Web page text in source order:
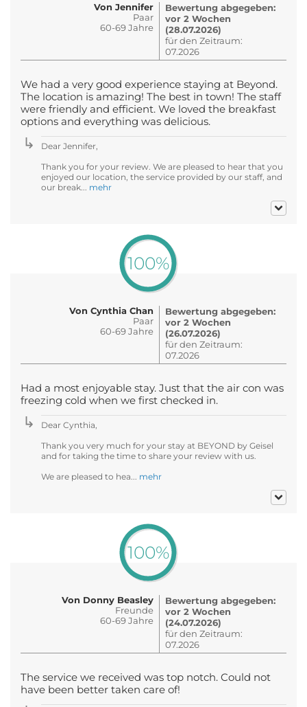
Von Jennifer
Paar
60-69 Jahre
Bewertung abgegeben:
vor 2 Wochen
(28.07.2026)
für den Zeitraum:
07.2026
We had a very good experience staying at Beyond.
The location is amazing! The best in town! The staff
were friendly and efficient. We loved the breakfast
options and everything was delicious.
Dear Jennifer,
Thank you for your review. We are pleased to hear that you
enjoyed our location, the service provided by our staff, and
our break... mehr
100%
Von Cynthia Chan
Paar
60-69 Jahre
Bewertung abgegeben:
vor 2 Wochen
(26.07.2026)
für den Zeitraum:
07.2026
Had a most enjoyable stay. Just that the air con was
freezing cold when we first checked in.
Dear Cynthia,
Thank you very much for your stay at BEYOND by Geisel
and for taking the time to share your review with us.
We are pleased to hea... mehr
100%
Von Donny Beasley
Freunde
60-69 Jahre
Bewertung abgegeben:
vor 2 Wochen
(24.07.2026)
für den Zeitraum:
07.2026
The service we received was top notch. Could not
have been better taken care of!